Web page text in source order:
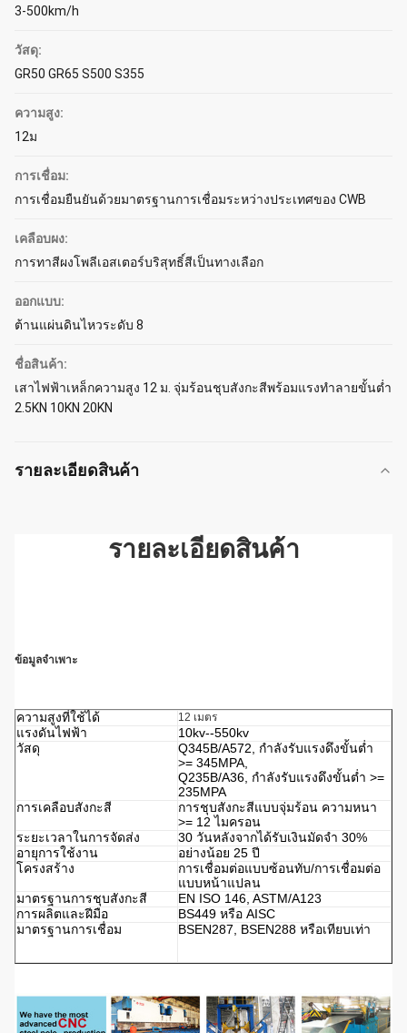
3-500km/h
วัสดุ:
GR50 GR65 S500 S355
ความสูง:
12ม
การเชื่อม:
การเชื่อมยืนยันด้วยมาตรฐานการเชื่อมระหว่างประเทศของ CWB
เคลือบผง:
การทาสีผงโพลีเอสเตอร์บริสุทธิ์สีเป็นทางเลือก
ออกแบบ:
ต้านแผ่นดินไหวระดับ 8
ชื่อสินค้า:
เสาไฟฟ้าเหล็กความสูง 12 ม. จุ่มร้อนชุบสังกะสีพร้อมแรงทำลายขั้นต่ำ
2.5KN 10KN 20KN
รายละเอียดสินค้า
รายละเอียดสินค้า
ข้อมูลจำเพาะ
ความสูงที่ใช้ได้ 12 เมตร
แรงดันไฟฟ้า
10kv--550kv
วัสดุ
Q345B/A572, กำลังรับแรงดึงขั้นต่ำ
>= 345MPA,
Q235B/A36, กำลังรับแรงดึงขั้นต่ำ >=
235MPA
การเคลือบสังกะสี
การชุบสังกะสีแบบจุ่มร้อน ความหนา
>= 12 ไมครอน
ระยะเวลาในการจัดส่ง
30 วันหลังจากได้รับเงินมัดจำ 30%
อายุการใช้งาน
อย่างน้อย 25 ปี
โครงสร้าง
การเชื่อมต่อแบบซ้อนทับ/การเชื่อมต่อ
แบบหน้าแปลน
มาตรฐานการชุบสังกะสี
EN ISO 146, ASTM/A123
การผลิตและฝีมือ
BS449 หรือ AISC
มาตรฐานการเชื่อม
BSEN287, BSEN288 หรือเทียบเท่า